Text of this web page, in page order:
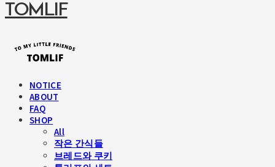
TOMLIF
NOTICE
ABOUT
FAQ
SHOP
All
작은 간식들
브레드와 쿠키